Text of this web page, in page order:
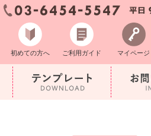
初めての方へ ご利用ガイド マイページ